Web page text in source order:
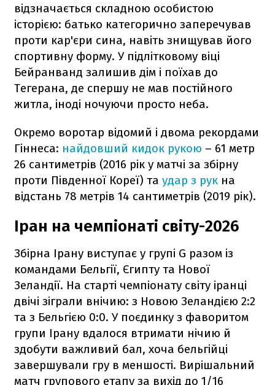
відзначається складною особистою
історією: батько категорично заперечував
проти кар'єри сина, навіть знищував його
спортивну форму. У підлітковому віці
Бейранванд залишив дім і поїхав до
Тегерана, де спершу не мав постійного
житла, іноді ночуючи просто неба.
Окремо воротар відомий і двома рекордами
Гіннеса: найдовший кидок рукою – 61 метр
26 сантиметрів (2016 рік у матчі за збірну
проти Південної Кореї) та удар з рук на
відстань 78 метрів 14 сантиметрів (2019 рік).
Іран на чемпіонаті світу-2026
Збірна Ірану виступає у групі G разом із
командами Бельгії, Єгипту та Нової
Зеландії. На старті чемпіонату світу іранці
двічі зіграли внічию: з Новою Зеландією 2:2
та з Бельгією 0:0. У поєдинку з фаворитом
групи Ірану вдалося втримати нічию й
здобути важливий бал, хоча бельгійці
завершували гру в меншості. Вирішальний
матч групового етапу за вихід до 1/16